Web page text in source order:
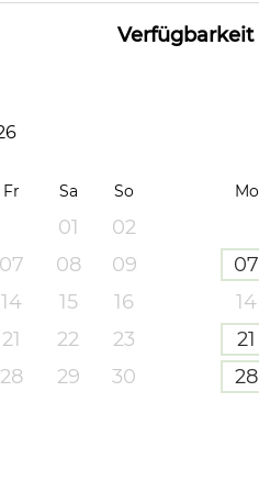
Verfügbarkeit
Fr Sa So
01
02
07 08
09
14 15
16
21 22
23
28 29
30
Mo
07
14
21
28